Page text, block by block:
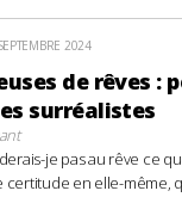
2024
de rêves :
surréalistes
je pas au rêve ce
certitude en elle-même,